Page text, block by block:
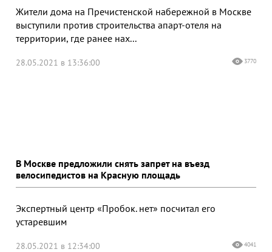
Жители дома на Пречистенской набережной в Москве
выступили против строительства апарт-отеля на
территории, где ранее нах...
28.05.2021 в 13:36:00 3770
В Москве предложили снять запрет на въезд
велосипедистов на Красную площадь
Экспертный центр «Пробок. нет» посчитал его
устаревшим
28.05.2021 в 12:34:00 4041